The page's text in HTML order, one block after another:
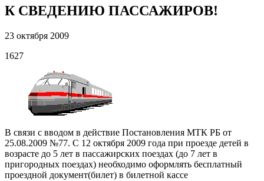
К СВЕДЕНИЮ ПАССАЖИРОВ!
23 октября 2009
1627
В связи с вводом в действие Постановления МТК РБ от
25.08.2009 №77. С 12 октября 2009 года при проезде детей в
возрасте до 5 лет в пассажирских поездах (до 7 лет в
пригородных поездах) необходимо оформлять бесплатный
проездной документ(билет) в билетной кассе